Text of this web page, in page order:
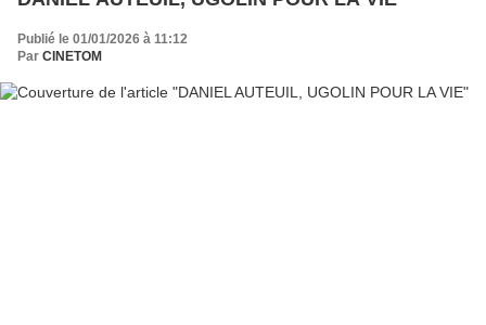
Publié le 01/01/2026 à 11:12
Par CINETOM